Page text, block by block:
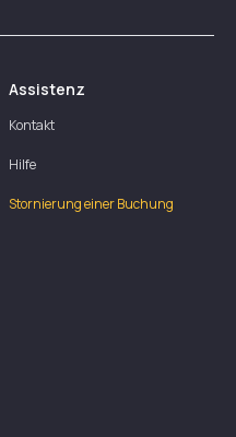
Assistenz
Kontakt
Hilfe
Stornierung einer Buchung